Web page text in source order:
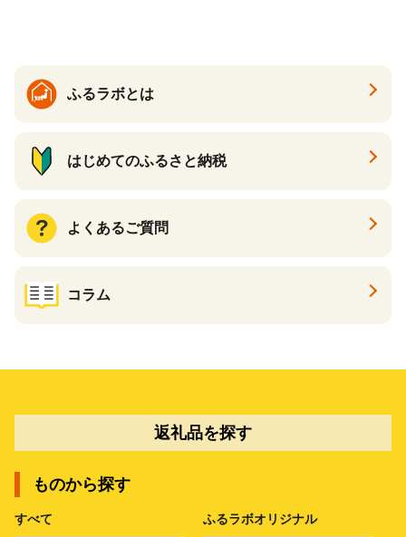
ふるラボとは
はじめてのふるさと納税
よくあるご質問
コラム
返礼品を探す
ものから探す
すべて ふるラボオリジナル